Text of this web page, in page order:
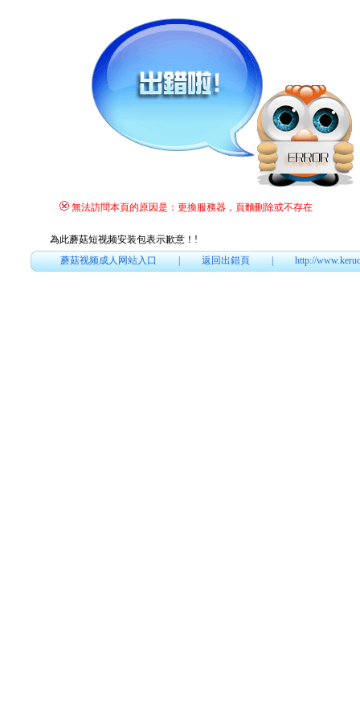
無法訪問本頁的原因是：更換服務器，頁麵刪除或不存在
為此蘑菇短视频安装包表示歉意！ !
蘑菇视频成人网站入口|返回出錯頁|http://